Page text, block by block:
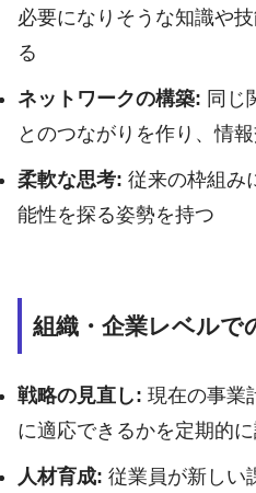
必要になりそうな知識や
る
ネットワークの構築: 同じ
とのつながりを作り、情
柔軟な思考: 従来の枠組み
能性を探る姿勢を持つ
組織・企業レベルで
戦略の見直し: 現在の事業
に適応できるかを定期的
人材育成: 従業員が新しい